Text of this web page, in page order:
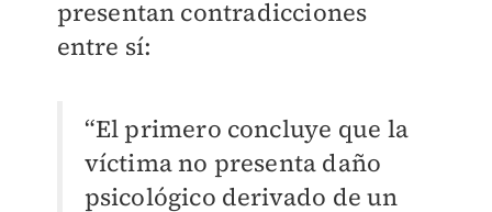
presentan contradicciones
entre sí:
“El primero concluye que la
víctima no presenta daño
psicológico derivado de un